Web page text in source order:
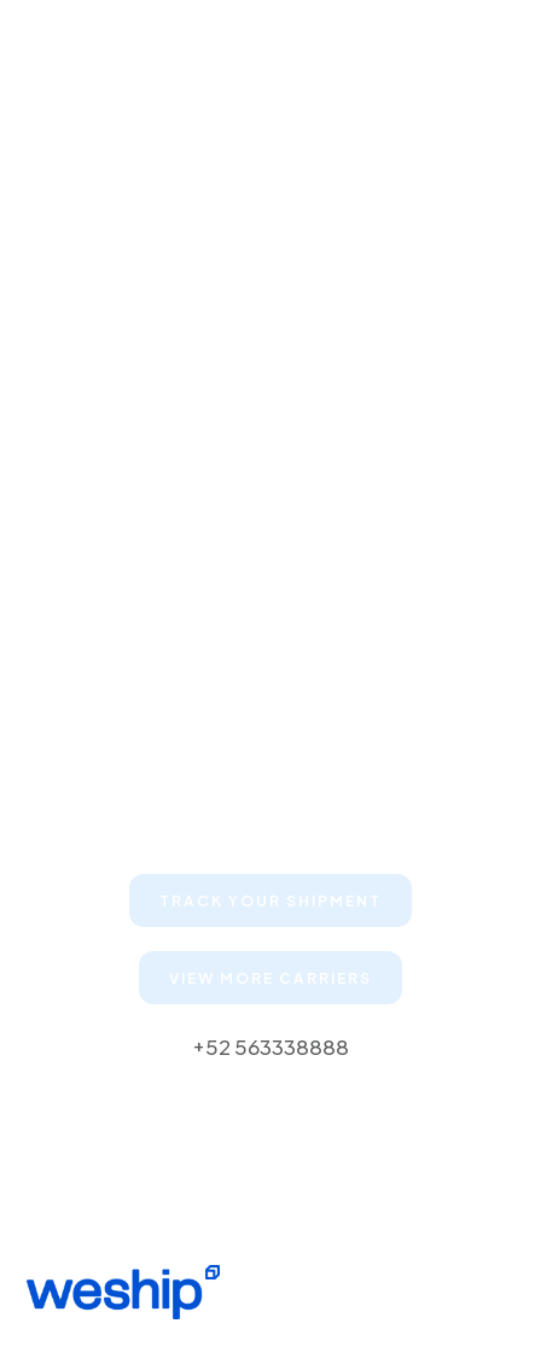
TRACK YOUR SHIPMENT
VIEW MORE CARRIERS
+52 563338888